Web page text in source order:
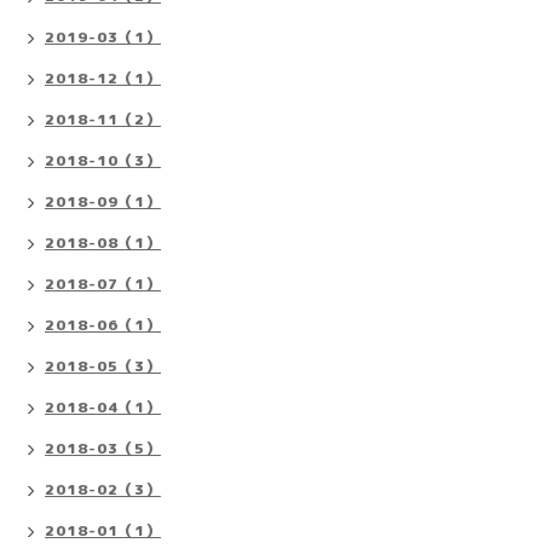
2019-03（1）
2018-12（1）
2018-11（2）
2018-10（3）
2018-09（1）
2018-08（1）
2018-07（1）
2018-06（1）
2018-05（3）
2018-04（1）
2018-03（5）
2018-02（3）
2018-01（1）